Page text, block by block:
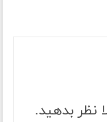
نظر بدهید.